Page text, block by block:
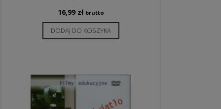
16,99 zł brutto
DODAJ DO KOSZYKA